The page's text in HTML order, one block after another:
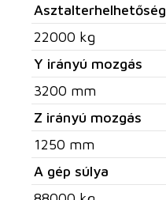
Asztalterhelhetőség
22000 kg
Y irányú mozgás
3200 mm
Z irányú mozgás
1250 mm
A gép súlya